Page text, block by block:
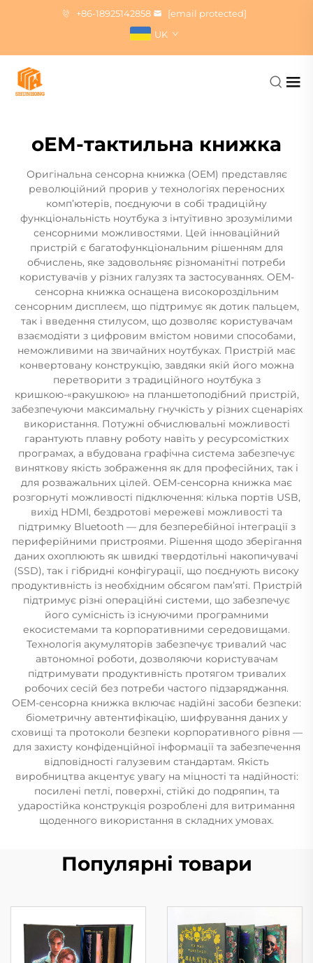
+86-18925142858
[email protected]
UK
oEM-тактильна книжка
Оригінальна сенсорна книжка (OEM) представляє
революційний прорив у технологіях переносних
комп’ютерів, поєднуючи в собі традиційну
функціональність ноутбука з інтуїтивно зрозумілими
сенсорними можливостями. Цей інноваційний
пристрій є багатофункціональним рішенням для
обчислень, яке задовольняє різноманітні потреби
користувачів у різних галузях та застосуваннях. OEM-
сенсорна книжка оснащена високороздільним
сенсорним дисплеєм, що підтримує як дотик пальцем,
так і введення стилусом, що дозволяє користувачам
взаємодіяти з цифровим вмістом новими способами,
неможливими на звичайних ноутбуках. Пристрій має
конвертовану конструкцію, завдяки якій його можна
перетворити з традиційного ноутбука з
кришкою-«ракушкою» на планшетоподібний пристрій,
забезпечуючи максимальну гнучкість у різних сценаріях
використання. Потужні обчислювальні можливості
гарантують плавну роботу навіть у ресурсомістких
програмах, а вбудована графічна система забезпечує
виняткову якість зображення як для професійних, так і
для розважальних цілей. OEM-сенсорна книжка має
розгорнуті можливості підключення: кілька портів USB,
вихід HDMI, бездротові мережеві можливості та
підтримку Bluetooth — для безперебійної інтеграції з
периферійними пристроями. Рішення щодо зберігання
даних охоплюють як швидкі твердотільні накопичувачі
(SSD), так і гібридні конфігурації, що поєднують високу
продуктивність із необхідним обсягом пам’яті. Пристрій
підтримує різні операційні системи, що забезпечує
його сумісність із існуючими програмними
екосистемами та корпоративними середовищами.
Технологія акумуляторів забезпечує тривалий час
автономної роботи, дозволяючи користувачам
підтримувати продуктивність протягом тривалих
робочих сесій без потреби частого підзаряджання.
OEM-сенсорна книжка включає надійні засоби безпеки:
біометричну автентифікацію, шифрування даних у
сховищі та протоколи безпеки корпоративного рівня —
для захисту конфіденційної інформації та забезпечення
відповідності галузевим стандартам. Якість
виробництва акцентує увагу на міцності та надійності:
посилені петлі, поверхні, стійкі до подряпин, та
ударостійка конструкція розроблені для витримання
щоденного використання в складних умовах.
Популярні товари